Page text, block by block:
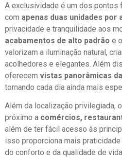
A exclusividade é um dos pontos
com apenas duas unidades por
privacidade e tranquilidade aos
acabamentos de alto padrão e
valorizam a iluminação natural,
acolhedores e elegantes. Além
oferecem vistas panorâmicas
tornando cada dia ainda mais
Além da localização privilegiada, o
próximo a comércios,
além de ter fácil acesso às
isso proporciona mais
do conforto e da qualidade de